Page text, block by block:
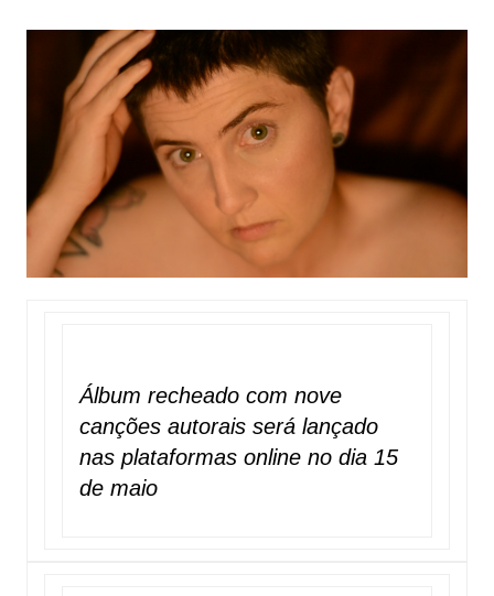
Álbum recheado com nove
canções autorais será lançado
nas plataformas online no dia 15
de maio